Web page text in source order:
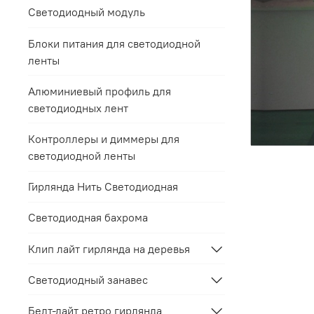
Светодиодный модуль
Блоки питания для светодиодной
ленты
Алюминиевый профиль для
светодиодных лент
Контроллеры и диммеры для
светодиодной ленты
Гирлянда Нить Светодиодная
Светодиодная бахрома
Клип лайт гирлянда на деревья
Светодиодный занавес
Белт-лайт ретро гирлянда